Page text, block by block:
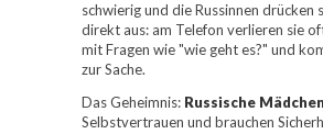
schwierig und die Russinnen drücken
direkt aus: am Telefon verlieren sie
mit Fragen wie "wie geht es?" und
zur Sache.
Das Geheimnis: Russische Mädchen
Selbstvertrauen und brauchen